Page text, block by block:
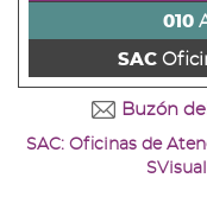
s)
+
+
u)
010
SAC
Buzón
SAC: Oficinas de